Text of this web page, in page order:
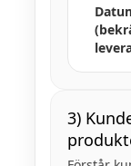
3)